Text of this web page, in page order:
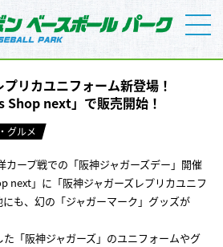
プリカユニフォーム新登場！
next」で販売開始！
グルメ
カープ戦での「阪神ジャガーズデー」開催
next」に「阪神ジャガーズレプリカユニフ
も、幻の「ジャガーマーク」グッズが
「阪神ジャガーズ」のユニフォームやグ